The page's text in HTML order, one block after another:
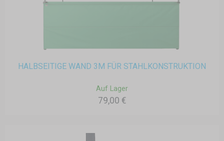
HALBSEITIGE WAND 3M FÜR STAHLKONSTRUKTION
Auf Lager
79,00 €